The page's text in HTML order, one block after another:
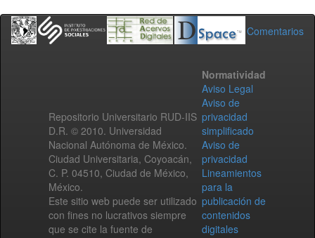
Comentarios
Repositorio Universitario RUD-IIS
D.R. © 2010. Universidad
Nacional Autónoma de México.
Ciudad Universitaria, Coyoacán,
C. P. 04510, Ciudad de México,
México.
Este sitio web puede ser utilizado
con fines no lucrativos siempre
que se cite la fuente de
Normatividad
Aviso Legal
Aviso de
privacidad
simplificado
Aviso de
privacidad
Lineamientos
para la
publicación de
contenidos
digitales